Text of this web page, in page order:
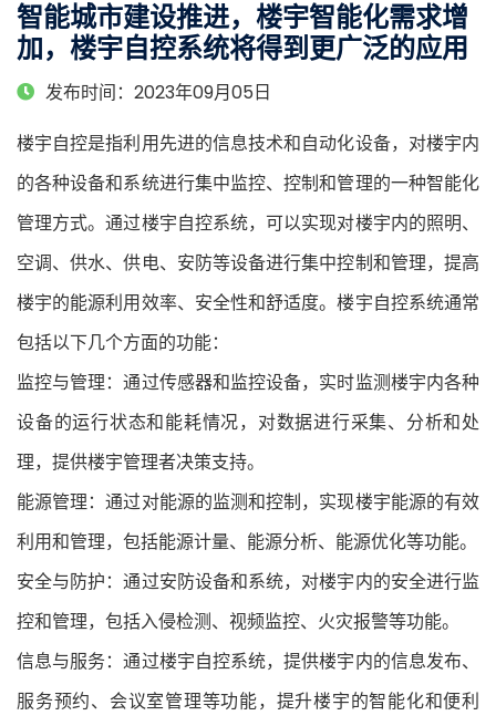
智能城市建设推进，楼宇智能化需求增
加，楼宇自控系统将得到更广泛的应用
发布时间：2023年09月05日
楼宇自控是指利用先进的信息技术和自动化设备，对楼宇内
的各种设备和系统进行集中监控、控制和管理的一种智能化
管理方式。通过楼宇自控系统，可以实现对楼宇内的照明、
空调、供水、供电、安防等设备进行集中控制和管理，提高
楼宇的能源利用效率、安全性和舒适度。楼宇自控系统通常
包括以下几个方面的功能：
监控与管理：通过传感器和监控设备，实时监测楼宇内各种
设备的运行状态和能耗情况，对数据进行采集、分析和处
理，提供楼宇管理者决策支持。
能源管理：通过对能源的监测和控制，实现楼宇能源的有效
利用和管理，包括能源计量、能源分析、能源优化等功能。
安全与防护：通过安防设备和系统，对楼宇内的安全进行监
控和管理，包括入侵检测、视频监控、火灾报警等功能。
信息与服务：通过楼宇自控系统，提供楼宇内的信息发布、
服务预约、会议室管理等功能，提升楼宇的智能化和便利